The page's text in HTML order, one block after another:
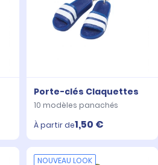
Porte-clés Claquettes
10 modèles panachés
À partir de1,50 €
NOUVEAU LOOK